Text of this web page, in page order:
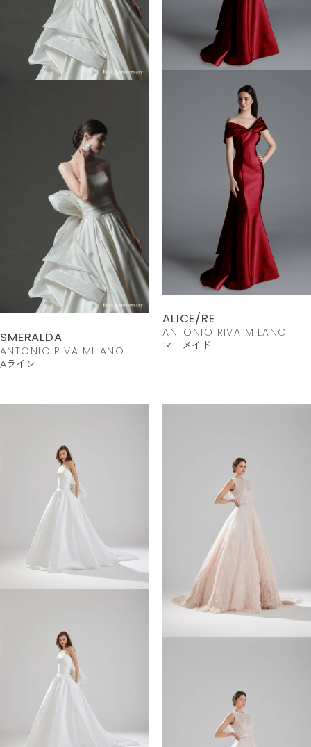
SMERALDA
ANTONIO RIVA MILANO
Aライン
ALICE/RE
ANTONIO RIVA MILANO
マーメイド